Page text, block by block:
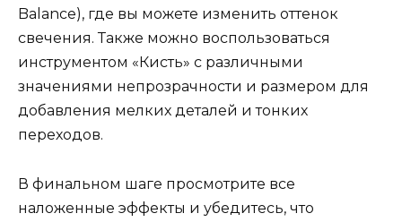
Balance), где вы можете изменить оттенок
свечения. Также можно воспользоваться
инструментом «Кисть» с различными
значениями непрозрачности и размером для
добавления мелких деталей и тонких
переходов.
В финальном шаге просмотрите все
наложенные эффекты и убедитесь, что